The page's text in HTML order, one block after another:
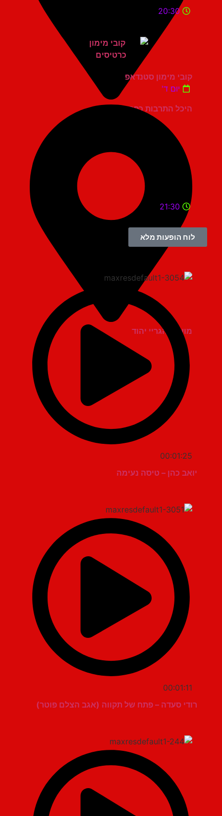
היכל התרבות כפר סבא
20:30
קובי מימון סטנדאפ
יום ד'
מועדון הגריי יהוד
21:30
לוח הופעות מלא
00:01:25
יואב כהן – טיסה נעימה
00:01:11
רודי סעדה – פתח של תקווה (אגב הצלם פוטר)